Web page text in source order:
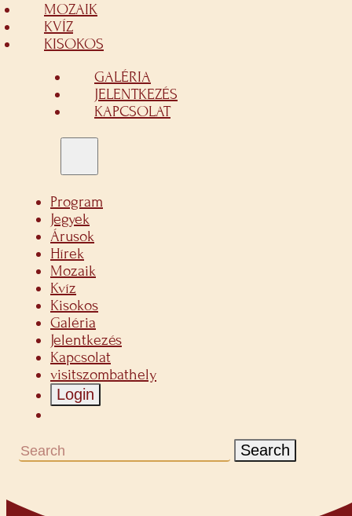
MOZAIK
KVÍZ
KISOKOS
GALÉRIA
JELENTKEZÉS
KAPCSOLAT
Program
Jegyek
Árusok
Hírek
Mozaik
Kvíz
Kisokos
Galéria
Jelentkezés
Kapcsolat
visitszombathely
Login
Search